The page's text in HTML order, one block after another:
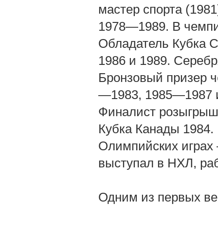
мастер спорта
1978—1989. В
Обладатель Кубка
1986 и 1989.
Бронзовый призер
—1983, 1985—1987
Финалист
Кубка Канады
Олимпийских играх
выступал в НХЛ,
Одним из первых